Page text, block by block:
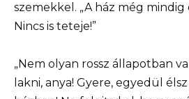
szemekkel. „A ház még
Nincs is teteje!”
„Nem olyan rossz állapotban
lakni, anya! Gyere, egyedül